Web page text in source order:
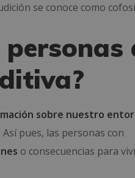
se conoce como
sobre nuestro
pues, las personas con
o consecuencias para